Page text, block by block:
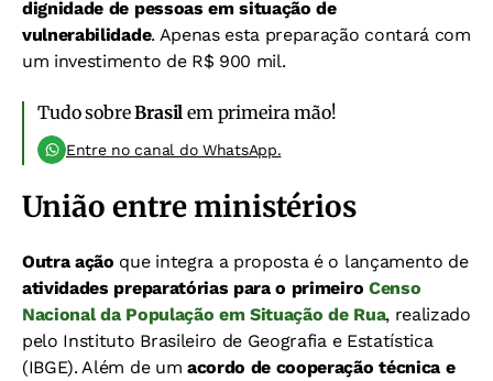
dignidade de pessoas em situação de
vulnerabilidade. Apenas esta preparação contará com
um investimento de R$ 900 mil.
Tudo sobreBrasil em primeira mão!
Entre no canal do WhatsApp.
União entre ministérios
Outra ação que integra a proposta é o lançamento de
atividades preparatórias para o primeiro Censo
Nacional da População em Situação de Rua, realizado
pelo Instituto Brasileiro de Geografia e Estatística
(IBGE).​​ Além de um acordo de cooperação técnica e